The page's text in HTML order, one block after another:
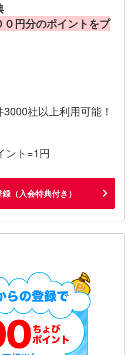
０円分のポイントをプ
社以上利用可能！
ント=1円
（入会特典付き）